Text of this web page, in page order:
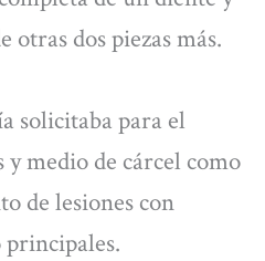
otras dos piezas más.
solicitaba para el
y medio de cárcel como
de lesiones con